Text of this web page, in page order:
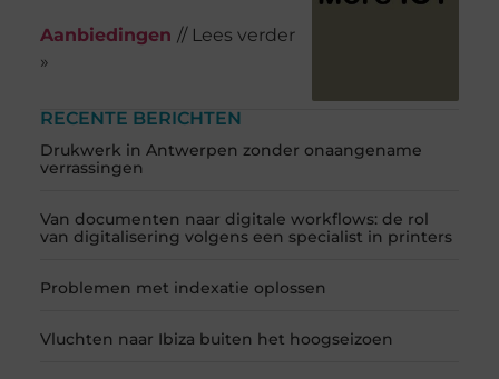
RECENTE BERICHTEN
Drukwerk in Antwerpen zonder onaangename
verrassingen
Van documenten naar digitale workflows: de rol
van digitalisering volgens een specialist in printers
Problemen met indexatie oplossen
Vluchten naar Ibiza buiten het hoogseizoen
Aanbiedingen // Lees verder
»